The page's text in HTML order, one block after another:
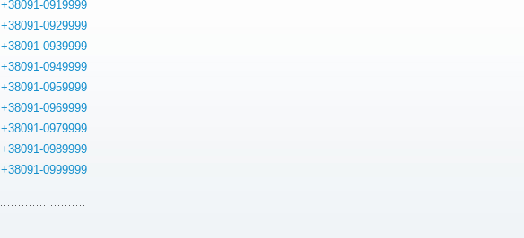
0919999
0929999
0939999
0949999
0959999
0969999
0979999
0989999
0999999